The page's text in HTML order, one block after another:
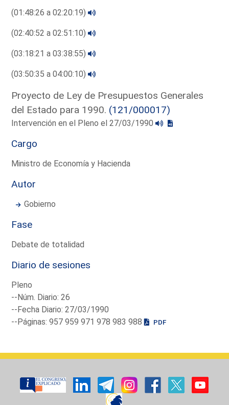
(01:48:26 a 02:20:19)
(02:40:52 a 02:51:10)
(03:18:21 a 03:38:55)
(03:50:35 a 04:00:10)
Proyecto de Ley de Presupuestos Generales
del Estado para 1990. (121/000017)
Intervención en el Pleno el 27/03/1990
Cargo
Ministro de Economía y Hacienda
Autor
Gobierno
Fase
Debate de totalidad
Diario de sesiones
Pleno
--Núm. Diario: 26
--Fecha Diario: 27/03/1990
--Páginas: 957 959 971 978 983 988
PDF